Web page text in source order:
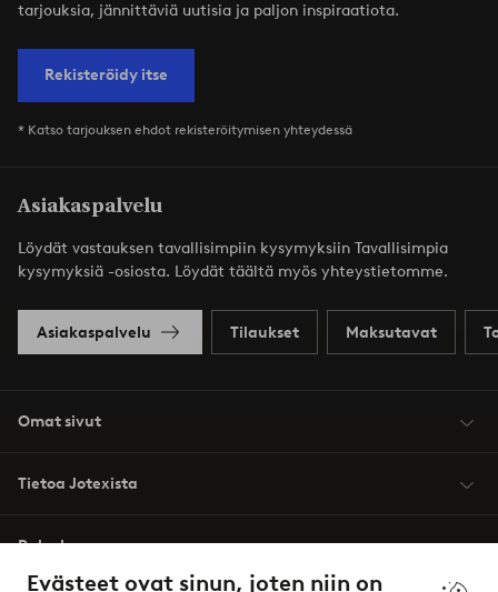
Evästeet ovat sinun, joten niin on
tarjouksia, jännittäviä uutisia ja paljon inspiraatiota.
Rekisteröidy itse
* Katso tarjouksen ehdot rekisteröitymisen yhteydessä
Asiakaspalvelu
Löydät vastauksen tavallisimpiin kysymyksiin Tavallisimpia
kysymyksiä -osiosta. Löydät täältä myös yhteystietomme.
Asiakaspalvelu Tilaukset Maksutavat
Omat sivut
Tietoa Jotexista
Palvelumme